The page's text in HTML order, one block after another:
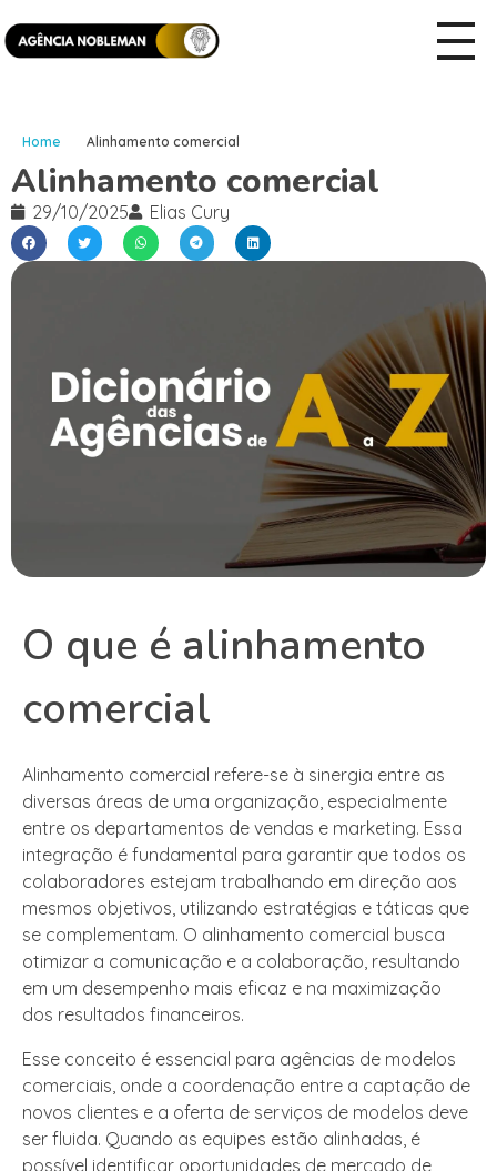
Home Alinhamento comercial
Alinhamento comercial
29/10/2025 Elias Cury
O que é alinhamento
comercial
Alinhamento comercial refere-se à sinergia entre as
diversas áreas de uma organização, especialmente
entre os departamentos de vendas e marketing. Essa
integração é fundamental para garantir que todos os
colaboradores estejam trabalhando em direção aos
mesmos objetivos, utilizando estratégias e táticas que
se complementam. O alinhamento comercial busca
otimizar a comunicação e a colaboração, resultando
em um desempenho mais eficaz e na maximização
dos resultados financeiros.
Esse conceito é essencial para agências de modelos
comerciais, onde a coordenação entre a captação de
novos clientes e a oferta de serviços de modelos deve
ser fluida. Quando as equipes estão alinhadas, é
possível identificar oportunidades de mercado de